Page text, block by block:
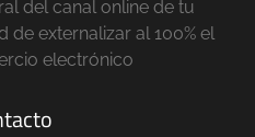
del canal online de tu
externalizar al 100% el
electrónico